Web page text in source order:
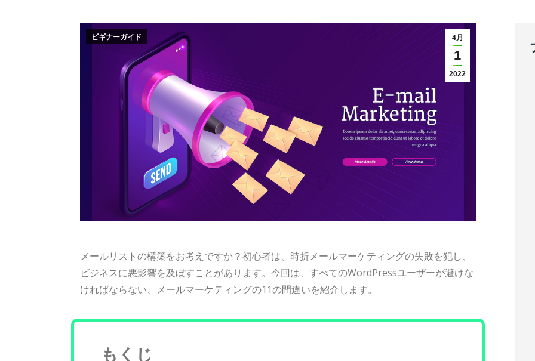
4月
1
2022
ビギナーガイド
メールリストの構築をお考えですか？初心者は、時折メールマーケティングの失敗を犯し、
ビジネスに悪影響を及ぼすことがあります。今回は、すべてのWordPressユーザーが避けな
ければならない、メールマーケティングの11の間違いを紹介します。
もくじ